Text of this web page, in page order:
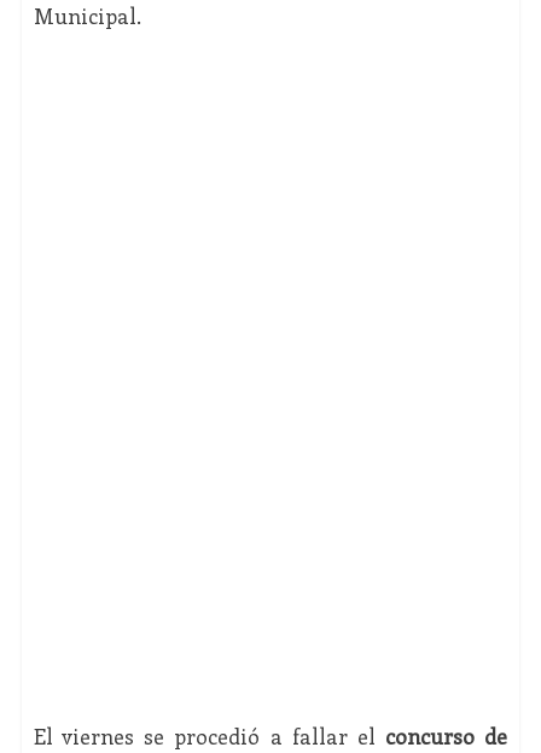
Municipal.
El viernes se procedió a fallar el concurso de